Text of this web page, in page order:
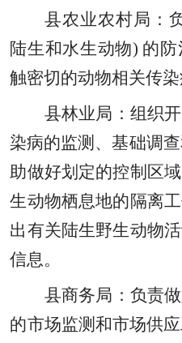
县农业农村局：
陆生和水生动物) 的
触密切的动物相关传
县林业局：组织
染病的监测 、基础调
助做好划定的控制区
生动物栖息地的隔离
出有关陆生野生动物
信息。
县商务局：负责
的市场监测和市场供